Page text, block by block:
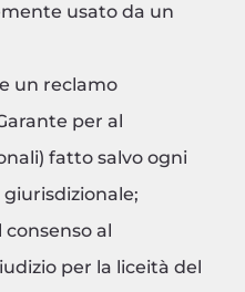
usato da un
reclamo
per al
fatto salvo ogni
al
per la liceità del